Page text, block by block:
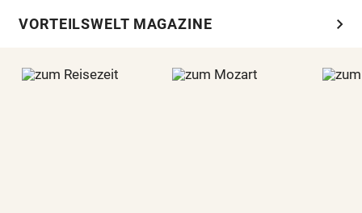
VORTEILSWELT MAGAZINE chevron_right